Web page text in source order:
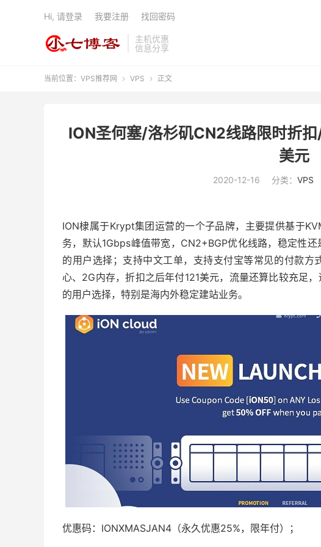
主机优惠
信息分享
Hi, 请登录 我要注册 找回密码
当前位置： VPS推荐网  VPS  正文
ION圣何塞/洛杉矶CN2线路限时折
美元
2020-12-16 分类： VPS
ION棣属于Krypt集团运营的一个子品牌，主要提供基于
务，默认1Gbps峰值带宽，CN2+BGP优化线路，稳定性
的用户选择；支持中文工单，支持支付宝等常见的付款
心、2G内存，折扣之后年付121美元，流量还算比较充足
的用户选择，特别是海内外稳定建站业务。
优惠码：IONXMASJAN4（永久优惠25%，限年付）；